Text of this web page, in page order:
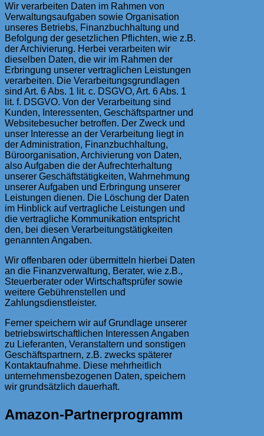
Wir verarbeiten Daten im Rahmen von
Verwaltungsaufgaben sowie Organisation
unseres Betriebs, Finanzbuchhaltung und
Befolgung der gesetzlichen Pflichten, wie z.B.
der Archivierung. Herbei verarbeiten wir
dieselben Daten, die wir im Rahmen der
Erbringung unserer vertraglichen Leistungen
verarbeiten. Die Verarbeitungsgrundlagen
sind Art. 6 Abs. 1 lit. c. DSGVO, Art. 6 Abs. 1
lit. f. DSGVO. Von der Verarbeitung sind
Kunden, Interessenten, Geschäftspartner und
Websitebesucher betroffen. Der Zweck und
unser Interesse an der Verarbeitung liegt in
der Administration, Finanzbuchhaltung,
Büroorganisation, Archivierung von Daten,
also Aufgaben die der Aufrechterhaltung
unserer Geschäftstätigkeiten, Wahrnehmung
unserer Aufgaben und Erbringung unserer
Leistungen dienen. Die Löschung der Daten
im Hinblick auf vertragliche Leistungen und
die vertragliche Kommunikation entspricht
den, bei diesen Verarbeitungstätigkeiten
genannten Angaben.
Wir offenbaren oder übermitteln hierbei Daten
an die Finanzverwaltung, Berater, wie z.B.,
Steuerberater oder Wirtschaftsprüfer sowie
weitere Gebührenstellen und
Zahlungsdienstleister.
Ferner speichern wir auf Grundlage unserer
betriebswirtschaftlichen Interessen Angaben
zu Lieferanten, Veranstaltern und sonstigen
Geschäftspartnern, z.B. zwecks späterer
Kontaktaufnahme. Diese mehrheitlich
unternehmensbezogenen Daten, speichern
wir grundsätzlich dauerhaft.
Amazon-Partnerprogramm